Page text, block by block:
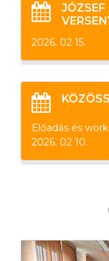
2026. 02 15.
Előadás és
2026. 02 10.